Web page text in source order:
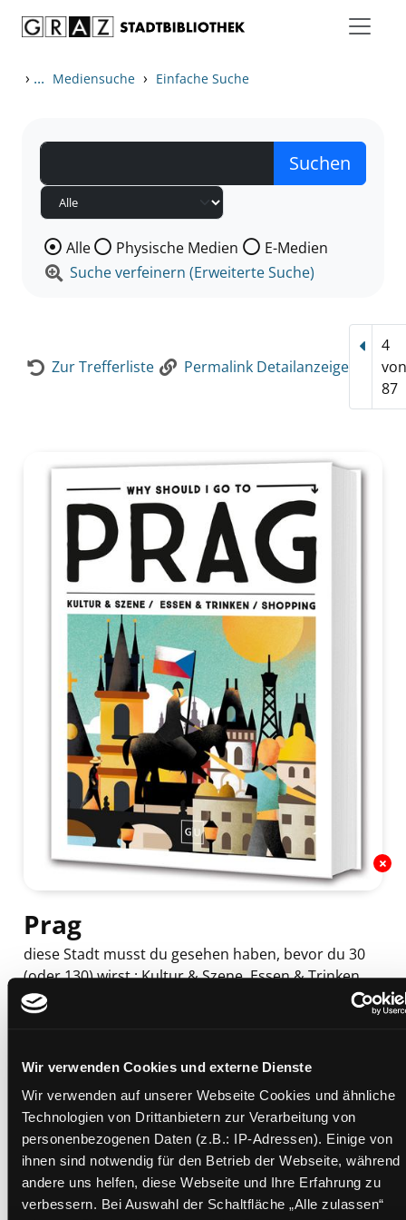
Wir verwenden Cookies und externe Dienste
Wir verwenden auf unserer Webseite Cookies und ähnliche
Technologien von Drittanbietern zur Verarbeitung von
personenbezogenen Daten (z.B.: IP-Adressen). Einige von
ihnen sind notwendig für den Betrieb der Webseite, während
andere uns helfen, diese Webseite und Ihre Erfahrung zu
verbessern. Bei Auswahl der Schaltfläche „Alle zulassen“
› ... Mediensuche › Einfache Suche
Wählen Sie die Medienart nach der Sie suchen wollen.
Alle Physische Medien
E-Medien
Suche verfeinern (Erweiterte Suche)
Zur Trefferliste Permalink Detailanzeige
4
87
Prag
diese Stadt musst du gesehen haben, bevor du 30
(oder 130) wirst : Kultur & Szene, Essen & Trinken,
Shopping
Mediengruppe:
Beschreibung ein-/ausblenden
Mehr Informationen ein-/ausblenden
Exemplare